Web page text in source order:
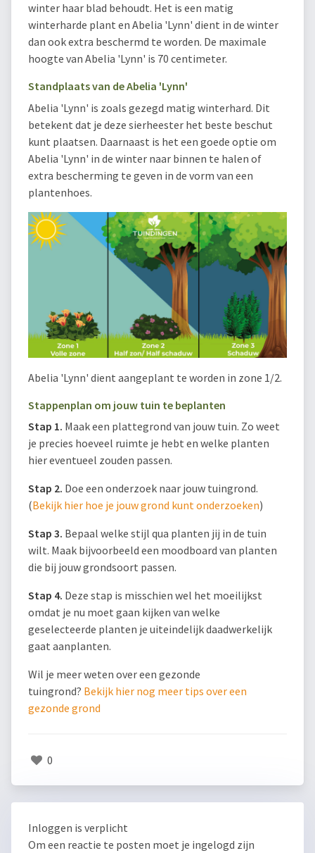
winter haar blad behoudt. Het is een matig
winterharde plant en Abelia 'Lynn' dient in de winter
dan ook extra beschermd te worden. De maximale
hoogte van Abelia 'Lynn' is 70 centimeter.
Standplaats van de Abelia 'Lynn'
Abelia 'Lynn' is zoals gezegd matig winterhard. Dit
betekent dat je deze sierheester het beste beschut
kunt plaatsen. Daarnaast is het een goede optie om
Abelia 'Lynn' in de winter naar binnen te halen of
extra bescherming te geven in de vorm van een
plantenhoes.
Abelia 'Lynn' dient aangeplant te worden in zone 1/2.
Stappenplan om jouw tuin te beplanten
Stap 1. Maak een plattegrond van jouw tuin. Zo weet
je precies hoeveel ruimte je hebt en welke planten
hier eventueel zouden passen.
Stap 2. Doe een onderzoek naar jouw tuingrond.
(Bekijk hier hoe je jouw grond kunt onderzoeken)
Stap 3. Bepaal welke stijl qua planten jij in de tuin
wilt. Maak bijvoorbeeld een moodboard van planten
die bij jouw grondsoort passen.
Stap 4. Deze stap is misschien wel het moeilijkst
omdat je nu moet gaan kijken van welke
geselecteerde planten je uiteindelijk daadwerkelijk
gaat aanplanten.
Wil je meer weten over een gezonde
tuingrond? Bekijk hier nog meer tips over een
gezonde grond
0
Inloggen is verplicht
Om een reactie te posten moet je ingelogd zijn